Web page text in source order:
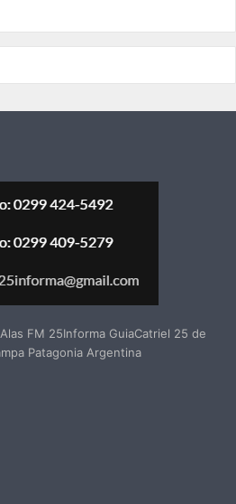
FM 25Informa GuiaCatriel 25 de
Patagonia Argentina